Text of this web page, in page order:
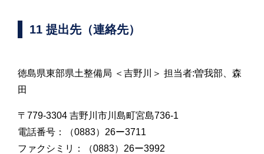
11 提出先（連絡先）
徳島県東部県土整備局 ＜吉野川＞ 担当者:曽我部、森
田
〒779-3304 吉野川市川島町宮島736-1
電話番号：（0883）26ー3711
ファクシミリ：（0883）26ー3992